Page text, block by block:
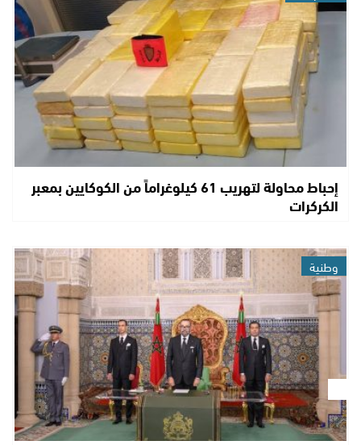
إحباط محاولة لتهريب 61 كيلوغراماً من الكوكايين بمعبر
الكركرات
وطنية